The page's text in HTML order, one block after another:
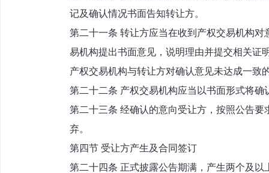
记及确认情况书面告知转让方。
第二十一条 转让方应当在收到产权交易机构
易机构提出书面意见，说明理由并提交相关证
产权交易机构与转让方对确认意见未达成一致
第二十二条 产权交易机构应当以书面形式将确
第二十三条 经确认的意向受让方，按照公告
弃。
第四节 受让方产生及合同签订
第二十四条 正式披露公告期满，产生两个及